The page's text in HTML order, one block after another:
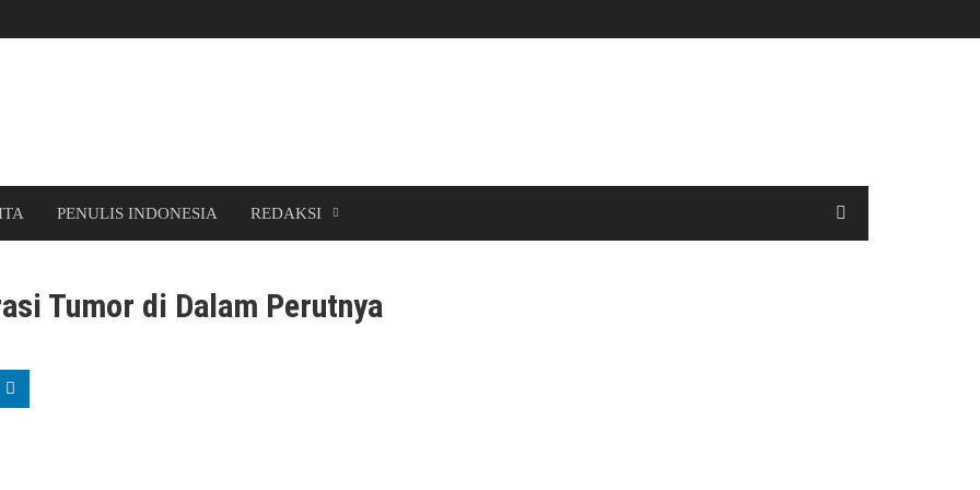
PENULIS INDONESIA REDAKSI
Tumor di Dalam Perutnya